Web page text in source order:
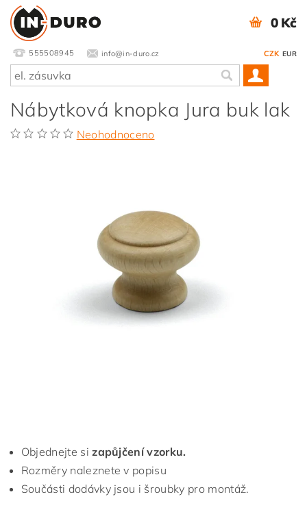
555508945 info@in-duro.cz CZK EUR
0 Kč
Nábytková knopka Jura buk lak
Neohodnoceno
Objednejte si zapůjčení vzorku.
Rozměry naleznete v popisu
Součásti dodávky jsou i šroubky pro montáž.